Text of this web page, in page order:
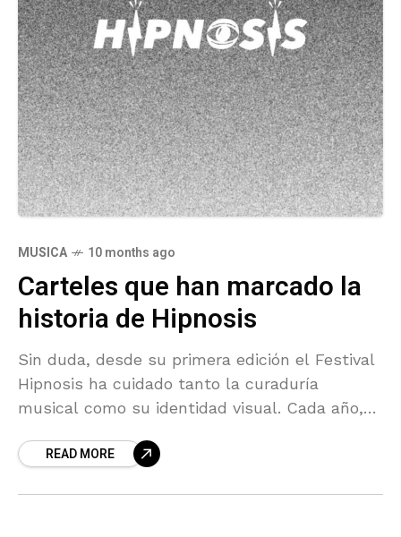
MUSICA 10 months ago
Carteles que han marcado la
historia de Hipnosis
Sin duda, desde su primera edición el Festival
Hipnosis ha cuidado tanto la curaduría
musical como su identidad visual. Cada año,
cultoREAD MORE